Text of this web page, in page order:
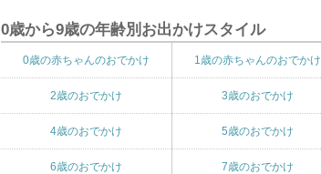
0歳から9歳の年齢別お出かけスタイル
0歳の赤ちゃんのおでかけ 1歳の赤ちゃんのおでかけ
2歳のおでかけ 3歳のおでかけ
4歳のおでかけ 5歳のおでかけ
6歳のおでかけ 7歳のおでかけ